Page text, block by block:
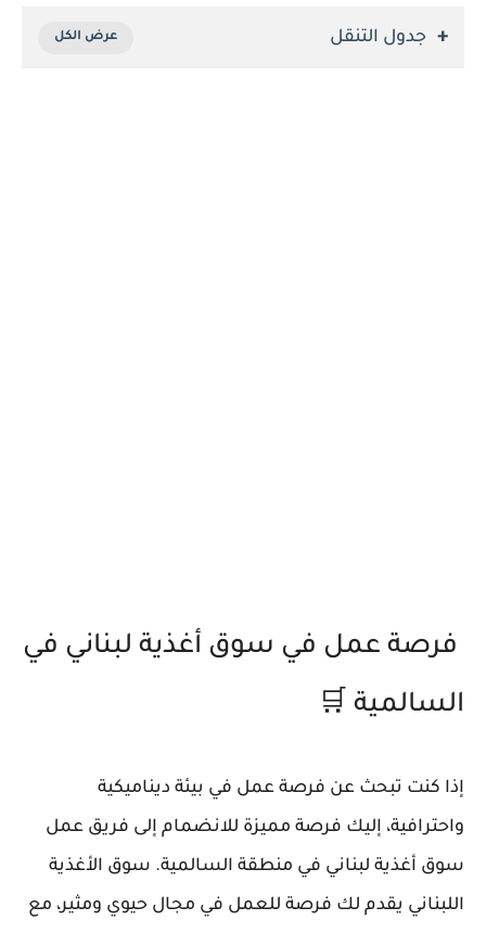
جدول التنقل
فرصة عمل في سوق أغذية لبناني في
السالمية 🛒
إذا كنت تبحث عن فرصة عمل في بيئة ديناميكية
واحترافية، إليك فرصة مميزة للانضمام إلى فريق عمل
سوق أغذية لبناني في منطقة السالمية. سوق الأغذية
اللبناني يقدم لك فرصة للعمل في مجال حيوي ومثير، مع